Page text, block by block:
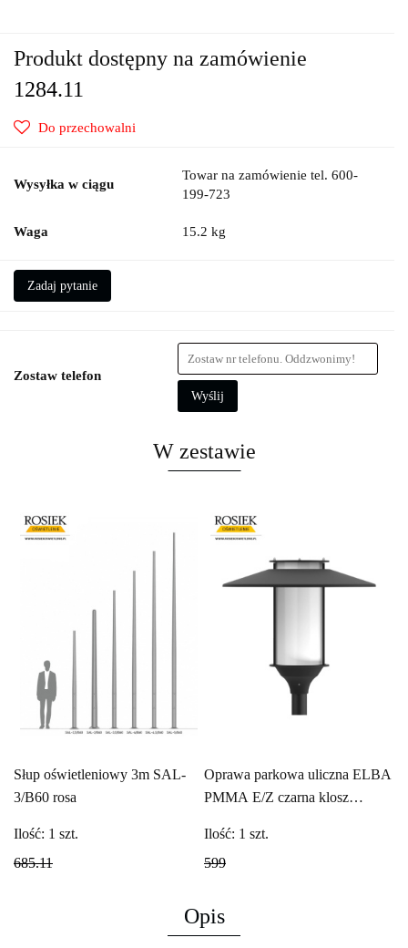
Produkt dostępny na zamówienie
1284.11
Do przechowalni
Wysyłka w ciągu
Towar na zamówienie tel. 600-
199-723
Waga 15.2 kg
Zadaj pytanie
Zostaw telefon
Wyślij
W zestawie
Słup oświetleniowy 3m SAL-
3/B60 rosa
685.11
Ilość: 1 szt.
Oprawa parkowa uliczna ELBA
PMMA E/Z czarna klosz
599
Ilość: 1 szt.
Opis